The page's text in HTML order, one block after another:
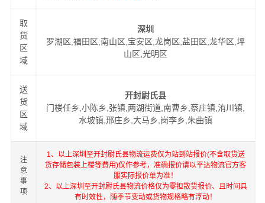
取
货
区
域
深圳
罗湖区,福田区,南山区,宝安区,龙岗区,盐田区,龙华区,坪
山区,光明区
送
货
区
域
开封尉氏县
门楼任乡,小陈乡,张镇,两湖街道,南曹乡,蔡庄镇,洧川镇,
水坡镇,邢庄乡,大马乡,岗李乡,朱曲镇
注
意
事
项
1、以上深圳至开封尉氏县物流运费仅为站到站报价(不含取货送
货存储包装上楼等费用)仅作参考，准确报价请以平达物流官方客
服实际报价单为准！
2、以上深圳至开封尉氏县物流价格仅为零担散货报价、且时间具
有时效性，随季节变动或货物规格略有浮动！